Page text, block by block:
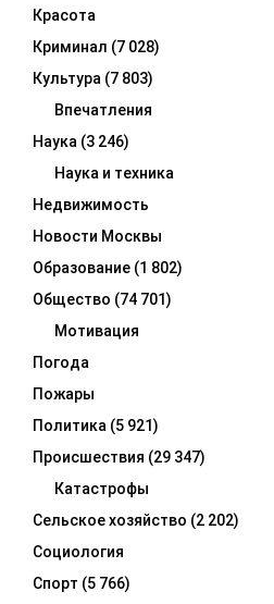
Красота
Криминал (7 028)
Культура (7 803)
Впечатления
Наука (3 246)
Наука и техника
Недвижимость
Новости Москвы
Образование (1 802)
Общество (74 701)
Мотивация
Погода
Пожары
Политика (5 921)
Происшествия (29 347)
Катастрофы
Сельское хозяйство (2 202)
Социология
Спорт (5 766)